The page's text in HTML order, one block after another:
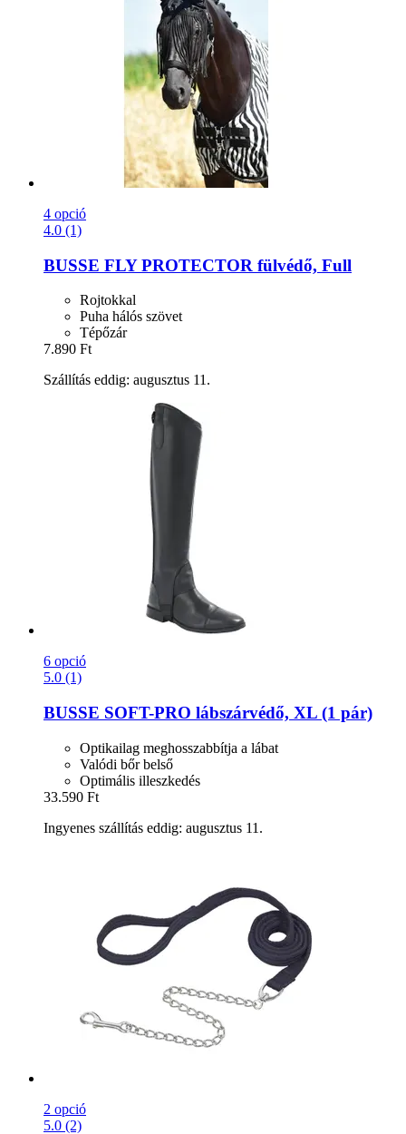
4 opció
4.0 (1)
BUSSE FLY PROTECTOR fülvédő, Full
Rojtokkal
Puha hálós szövet
Tépőzár
7.890 Ft
Szállítás eddig: augusztus 11.
6 opció
5.0 (1)
BUSSE SOFT-​PRO lábszárvédő, XL (1 pár)
Optikailag meghosszabbítja a lábat
Valódi bőr belső
Optimális illeszkedés
33.590 Ft
Ingyenes szállítás eddig: augusztus 11.
2 opció
5.0 (2)